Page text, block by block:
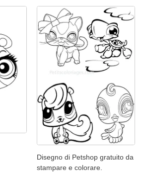
Disegno di Petshop gratuito da
stampare e colorare.